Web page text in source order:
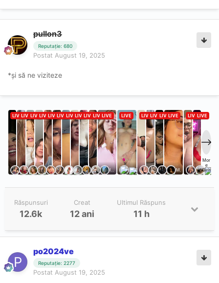
pullon3
Reputație: 680
Postat August 19, 2025
*și să ne viziteze
Răspunsuri
12.6k
Creat
12 ani
Ultimul Răspuns
11 h
po2024ve
Reputație: 2277
Postat August 19, 2025